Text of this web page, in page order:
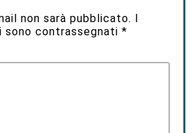
non sarà pubblicato.
sono contrassegnati*